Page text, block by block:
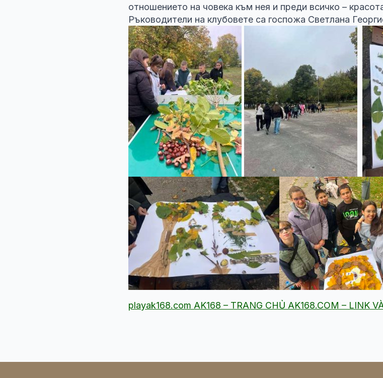
отношението на човека към нея и преди всичко –
Ръководители на клубовете са госпожа Светлана
playak168.com AK168 – TRANG CHỦ AK168.COM – LINK